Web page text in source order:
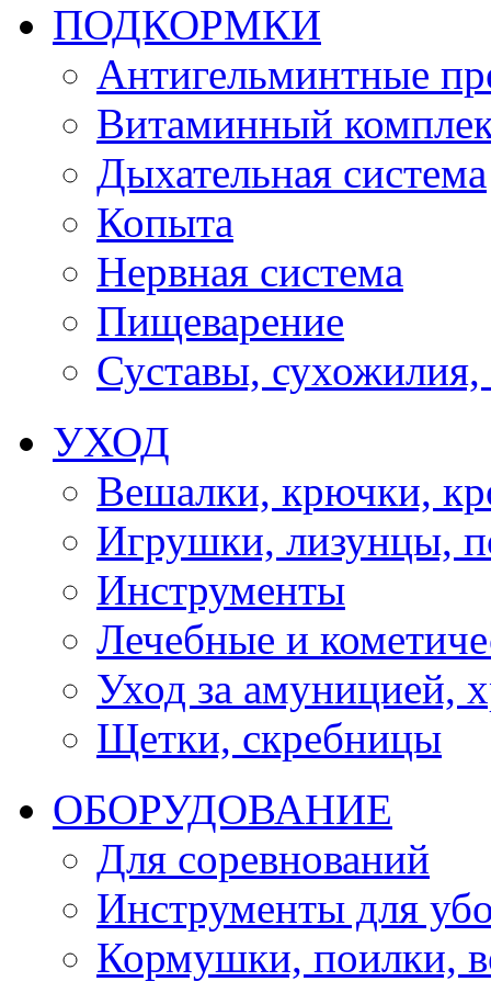
ПОДКОРМКИ
Антигельминтные
Витаминный
Дыхательная система
Копыта
Нервная система
Пищеварение
Суставы, сухожилия,
УХОД
Вешалки, крючки,
Игрушки, лизунцы,
Инструменты
Лечебные и
Уход за амуницией,
Щетки, скребницы
ОБОРУДОВАНИЕ
Для соревнований
Инструменты для
Кормушки, поилки,